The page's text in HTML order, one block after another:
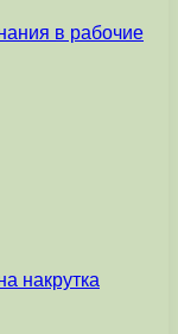
в рабочие
накрутка